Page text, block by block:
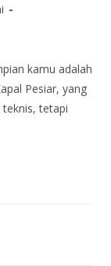
kamu adalah
Pesiar, yang
teknis, tetapi